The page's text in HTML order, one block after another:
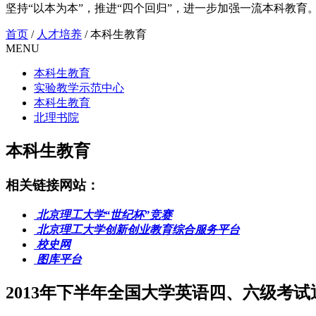
坚持“以本为本”，推进“四个回归”，进一步加强一流本科教育
首页 / 人才培养 /本科生教育
MENU
本科生教育
实验教学示范中心
本科生教育
北理书院
本科生教育
相关链接网站：
北京理工大学“世纪杯”竞赛
北京理工大学创新创业教育综合服务平台
校史网
图库平台
2013年下半年全国大学英语四、六级考试